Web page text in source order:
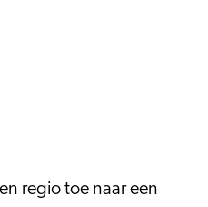
regio toe naar een